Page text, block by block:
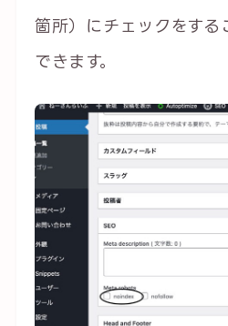
箇所）にチェックをする
できます。